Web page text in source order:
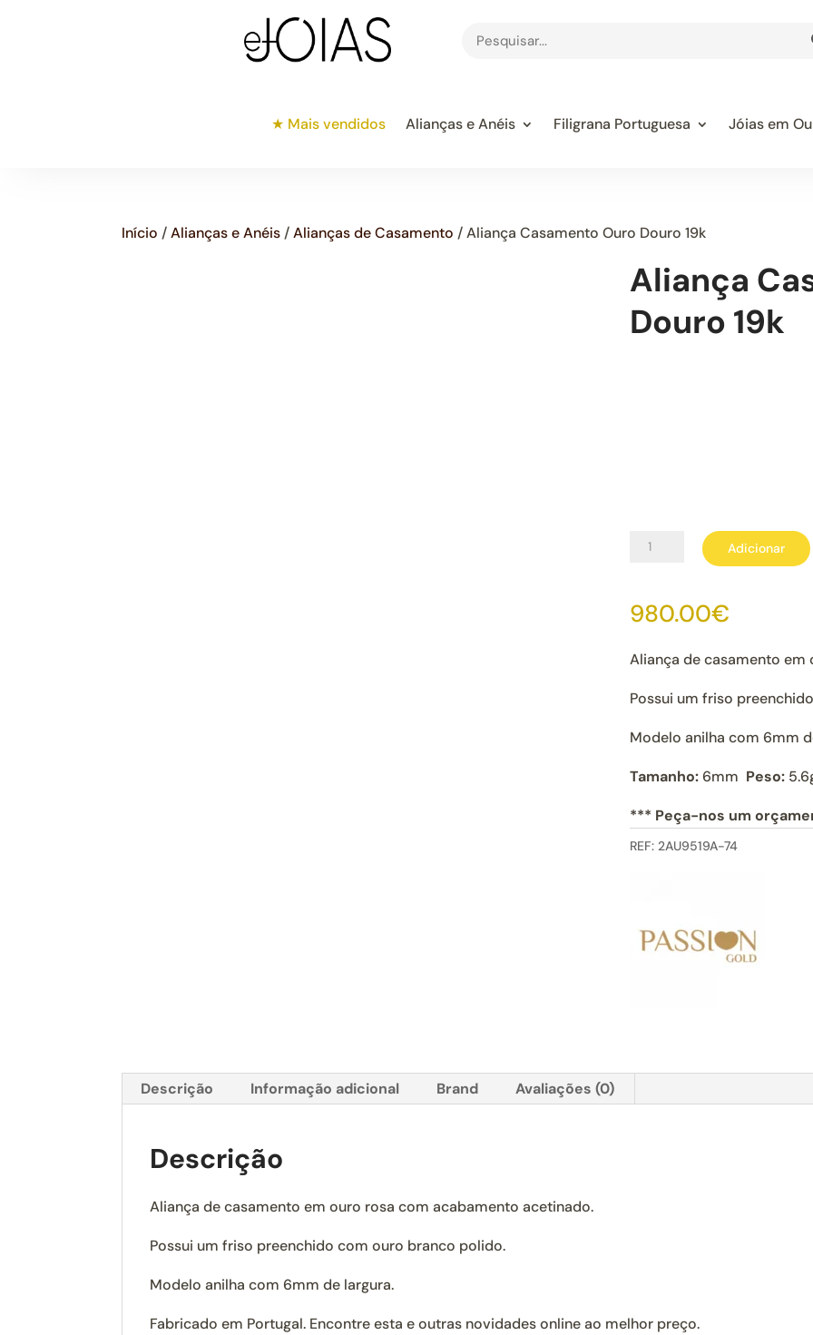
★ Mais vendidos Alianças e Anéis Filigrana Portuguesa Jóias em
Início /Alianças e Anéis /Alianças de Casamento / Aliança Casamento Ouro Douro 19k
Aliança
Douro 19k
Quantidade
Casamento
Douro
19k
Adicionar
980.00€
Aliança de casamento
Possui um friso
Modelo anilha com 6mm
Tamanho:6mm Peso:
*** Peça-nos um
REF: 2AU9519A-74
Descrição Informação adicional Brand Avaliações (0)
Descrição
Aliança de casamento em ouro rosa com acabamento acetinado.
Possui um friso preenchido com ouro branco polido.
Modelo anilha com 6mm de largura.
Fabricado em Portugal. Encontre esta e outras novidades online ao melhor preço.